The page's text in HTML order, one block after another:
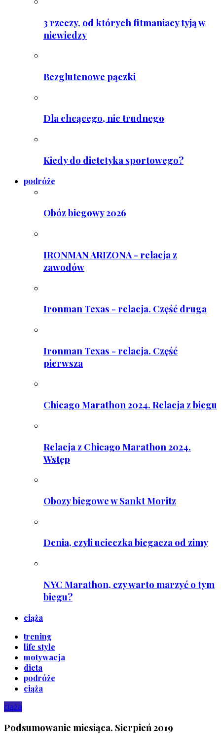
3 rzeczy, od których fitmaniacy tyją w
niewiedzy
Bezglutenowe pączki
Dla chcącego, nic trudnego
Kiedy do dietetyka sportowego?
podróże
Obóz biegowy 2026
IRONMAN ARIZONA - relacja z
zawodów
Ironman Texas - relacja. Część druga
Ironman Texas - relacja. Część
pierwsza
Chicago Marathon 2024. Relacja z biegu
Relacja z Chicago Marathon 2024.
Wstęp
Obozy biegowe w Sankt Moritz
Denia, czyli ucieczka biegacza od zimy
NYC Marathon, czy warto marzyć o tym
biegu?
ciąża
trening
life style
motywacja
dieta
podróże
ciąża
ciąża
Podsumowanie miesiąca. Sierpień 2019